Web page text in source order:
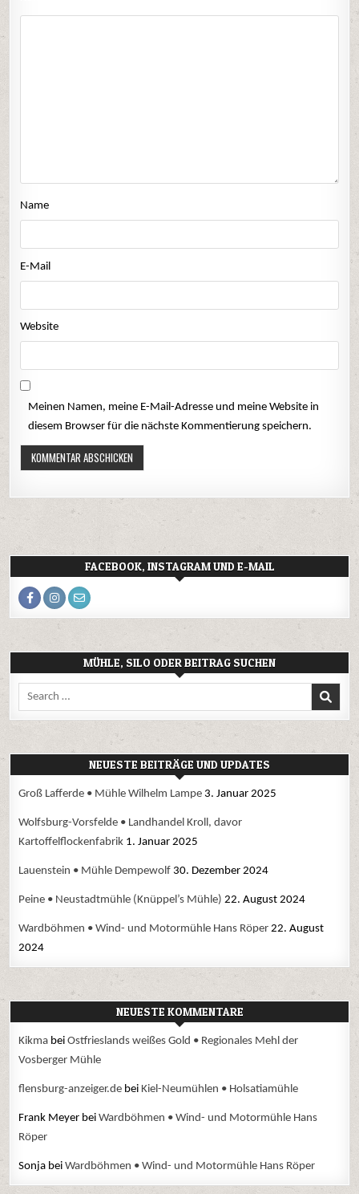
Name
E-Mail
Website
Meinen Namen, meine E-Mail-Adresse und meine Website in
diesem Browser für die nächste Kommentierung speichern.
FACEBOOK, INSTAGRAM UND E-MAIL
MÜHLE, SILO ODER BEITRAG SUCHEN
Search
for:
NEUESTE BEITRÄGE UND UPDATES
Groß Lafferde • Mühle Wilhelm Lampe 3. Januar 2025
Wolfsburg-Vorsfelde • Landhandel Kroll, davor
Kartoffelflockenfabrik 1. Januar 2025
Lauenstein • Mühle Dempewolf 30. Dezember 2024
Peine • Neustadtmühle (Knüppel’s Mühle) 22. August 2024
Wardböhmen • Wind- und Motormühle Hans Röper 22. August
2024
NEUESTE KOMMENTARE
Kikma beiOstfrieslands weißes Gold • Regionales Mehl der
Vosberger Mühle
flensburg-anzeiger.de bei Kiel-Neumühlen • Holsatiamühle
Frank Meyer beiWardböhmen • Wind- und Motormühle Hans
Röper
Sonja beiWardböhmen • Wind- und Motormühle Hans Röper